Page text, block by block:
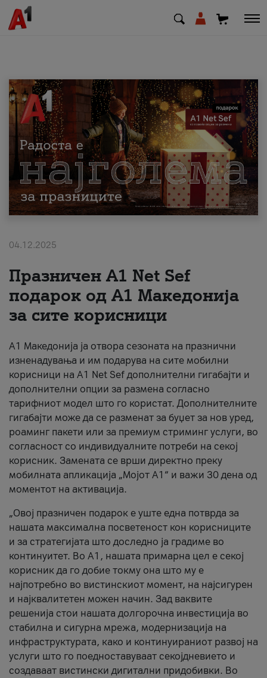
МК EN SQ
Приватни Деловни
Поддршка
Надополни кредит
За нас
#ПодобарОнлајн
04.12.2025
Празничен A1 Net Sеf
подарок од А1 Македонија
за сите корисници
А1 Македонија ја отвора сезоната на празнични
изненадувања и им подарува на сите мобилни
корисници на A1 Net Sef дополнителни гигабајти и
дополнителни опции за размена согласно
тарифниот модел што го користат. Дополнителните
гигабајти може да се разменат за буџет за нов уред,
роаминг пакети или за премиум стриминг услуги, во
согласност со индивидуалните потреби на секој
корисник. Замената се врши директно преку
мобилната апликација „Мојот А1“ и важи 30 дена од
моментот на активација.
„Овој празничен подарок е уште една потврда за
нашата максимална посветеност кон корисниците
и за стратегијата што доследно ја градиме во
континуитет. Во А1, нашата примарна цел е секој
корисник да го добие токму она што му е
најпотребно во вистинскиот момент, на најсигурен
и најквалитетен можен начин. Зад ваквите
решенија стои нашата долгорочна инвестиција во
стабилна и сигурна мрежа, модернизација на
инфраструктурата, како и континуираниот развој на
услуги што го поедноставуваат секојдневието и
создаваат вистински дигитални придобивки. Во